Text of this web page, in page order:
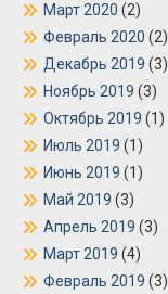
Март 2020 (2)
Февраль 2020 (2)
Декабрь 2019 (3)
Ноябрь 2019 (3)
Октябрь 2019 (1)
Июль 2019 (1)
Июнь 2019 (1)
Май 2019 (3)
Апрель 2019 (3)
Март 2019 (4)
Февраль 2019 (3)